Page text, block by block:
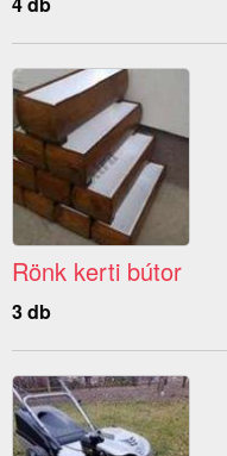
Rönk kerti bútor
3 db